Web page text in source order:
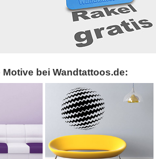
bei Wandtattoos.de: